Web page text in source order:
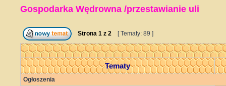
Gospodarka Wędrowna /przestawianie uli
Strona 1 z 2 [ Tematy: 89 ]
Tematy
Ogłoszenia